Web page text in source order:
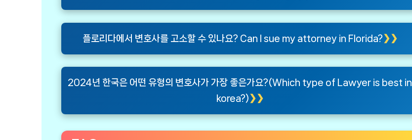
플로리다에서 변호사를 고소할 수 있나요? Can I sue my attorney in Florida?
2024년 한국은 어떤 유형의 변호사가 가장 좋은가요?(Which type of Lawyer is best in
korea?)